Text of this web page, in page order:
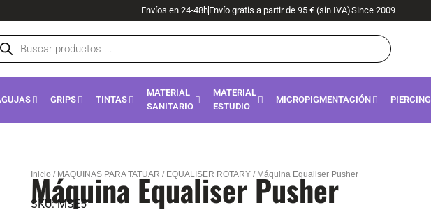
Envíos en 24-48hEnvío gratis a partir de 95 € (sin IVA)Since 2009
GRIPS TINTAS
MATERIAL
SANITARIO
MATERIAL
ESTUDIO
MICROPIGMENTACIÓN PIERCING
Inicio / MAQUINAS PARA TATUAR / EQUALISER ROTARY/ Máquina Equaliser Pusher
Máquina Equaliser Pusher
SKU:MSE5